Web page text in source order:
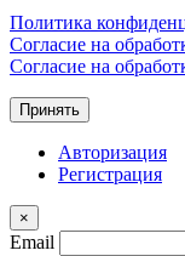
Политика
Согласие на
Согласие на
Принять
Авторизация
Регистрация
×
Email